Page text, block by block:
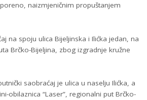
naizmjeničnim propuštanjem
na spoju ulica Bijeljinska i Ilićka jedan, na
Brčko-Bijeljina, zbog izgradnje kružne
saobraćaj je ulica u naselju Ilićka, a
obilaznica “Laser”, regionalni put Brčko-